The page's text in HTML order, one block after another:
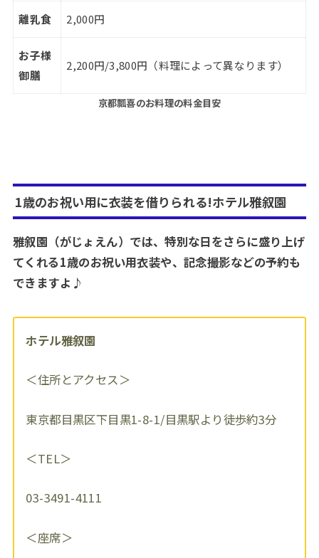
離乳食 2,000円
お子様
御膳
2,200円/3,800円（料理によって異なります）
京都瓢喜のお料理の料金目安
1歳のお祝い用に衣装を借りられる!ホテル雅叙園
雅叙園（がじょえん）では、特別な日をさらに盛り上げ
てくれる1歳のお祝い用衣装や、記念撮影などの予約も
できますよ♪
ホテル雅叙園
＜住所とアクセス＞
東京都目黒区下目黒1-8-1/目黒駅より徒歩約3分
＜TEL＞
03-3491-4111
＜座席＞